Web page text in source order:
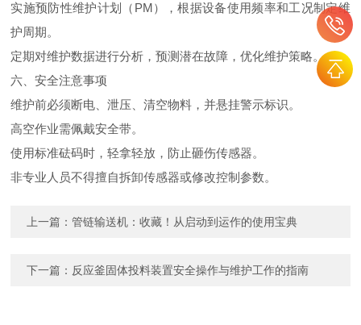
实施预防性维护计划（PM），根据设备使用频率和工况制定维
护周期。
定期对维护数据进行分析，预测潜在故障，优化维护策略。
六、安全注意事项
维护前必须断电、泄压、清空物料，并悬挂警示标识。
高空作业需佩戴安全带。
使用标准砝码时，轻拿轻放，防止砸伤传感器。
非专业人员不得擅自拆卸传感器或修改控制参数。
上一篇：管链输送机：收藏！从启动到运作的使用宝典
下一篇： 反应釜固体投料装置安全操作与维护工作的指南